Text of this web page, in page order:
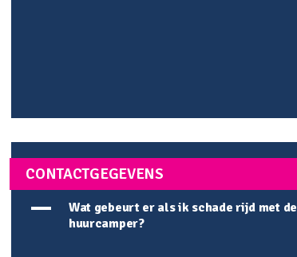
CONTACTGEGEVENS
A
Wat gebeurt er als ik schade rijd met de
huurcamper?